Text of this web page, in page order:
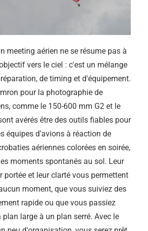
meeting aérien ne se résume pas à
vers le ciel : c'est un mélange
de timing et d'équipement.
pour la photographie de
comme le 150-600 mm G2 et le
avérés être des outils fiables pour
équipes d'avions à réaction de
aériennes colorées en soirée,
moments spontanés au sol. Leur
portée et leur clarté vous permettent
moment, que vous suiviez des
rapide ou que vous passiez
large à un plan serré. Avec le